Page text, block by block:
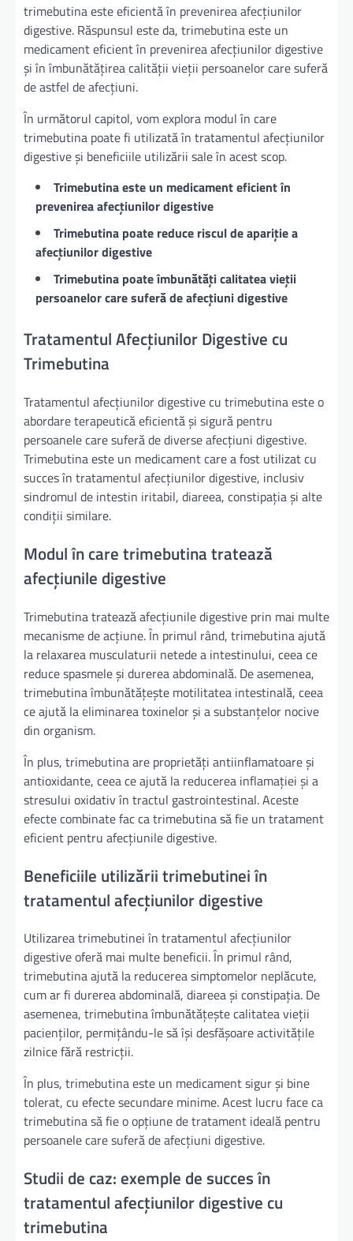
trimebutina este eficientă în prevenirea afecțiunilor
digestive. Răspunsul este da, trimebutina este un
medicament eficient în prevenirea afecțiunilor digestive
și în îmbunătățirea calității vieții persoanelor care suferă
de astfel de afecțiuni.
În următorul capitol, vom explora modul în care
trimebutina poate fi utilizată în tratamentul afecțiunilor
digestive și beneficiile utilizării sale în acest scop.
Trimebutina este un medicament eficient în
prevenirea afecțiunilor digestive
Trimebutina poate reduce riscul de apariție a
afecțiunilor digestive
Trimebutina poate îmbunătăți calitatea vieții
persoanelor care suferă de afecțiuni digestive
Tratamentul Afecțiunilor Digestive cu
Trimebutina
Tratamentul afecțiunilor digestive cu trimebutina este o
abordare terapeutică eficientă și sigură pentru
persoanele care suferă de diverse afecțiuni digestive.
Trimebutina este un medicament care a fost utilizat cu
succes în tratamentul afecțiunilor digestive, inclusiv
sindromul de intestin iritabil, diareea, constipația și alte
condiții similare.
Modul în care trimebutina tratează
afecțiunile digestive
Trimebutina tratează afecțiunile digestive prin mai multe
mecanisme de acțiune. În primul rând, trimebutina ajută
la relaxarea musculaturii netede a intestinului, ceea ce
reduce spasmele și durerea abdominală. De asemenea,
trimebutina îmbunătățește motilitatea intestinală, ceea
ce ajută la eliminarea toxinelor și a substanțelor nocive
din organism.
În plus, trimebutina are proprietăți antiinflamatoare și
antioxidante, ceea ce ajută la reducerea inflamației și a
stresului oxidativ în tractul gastrointestinal. Aceste
efecte combinate fac ca trimebutina să fie un tratament
eficient pentru afecțiunile digestive.
Beneficiile utilizării trimebutinei în
tratamentul afecțiunilor digestive
Utilizarea trimebutinei în tratamentul afecțiunilor
digestive oferă mai multe beneficii. În primul rând,
trimebutina ajută la reducerea simptomelor neplăcute,
cum ar fi durerea abdominală, diareea și constipația. De
asemenea, trimebutina îmbunătățește calitatea vieții
pacienților, permițându-le să își desfășoare activitățile
zilnice fără restricții.
În plus, trimebutina este un medicament sigur și bine
tolerat, cu efecte secundare minime. Acest lucru face ca
trimebutina să fie o opțiune de tratament ideală pentru
persoanele care suferă de afecțiuni digestive.
Studii de caz: exemple de succes în
tratamentul afecțiunilor digestive cu
trimebutina